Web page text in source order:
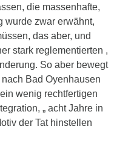
die massenhafte,
wurde zwar erwähnt,
das aber, und
stark reglementierten ,
So aber bewegt
Bad Oyenhausen
wenig rechtfertigen
„ acht Jahre in
der Tat hinstellen